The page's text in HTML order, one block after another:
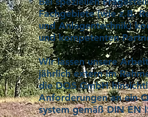
Fachgebiete (wie z.B.
und Anlagentechnik)
und kompetenten
Wir lassen unsere
jährlich extern im
die DQS GmbH
Anforderungen an ein
system gemäß DIN EN